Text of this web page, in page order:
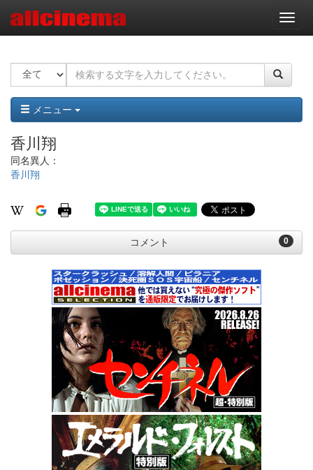
ナ
ビ
ー
ョ
ン
メニュー
香川翔
同名異人：
香川翔
0
コメント